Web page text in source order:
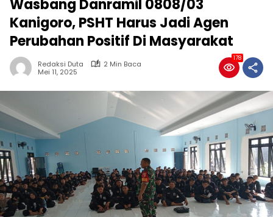
Wasbang Danramil 0808/03
Kanigoro, PSHT Harus Jadi Agen
Perubahan Positif Di Masyarakat
Redaksi Duta
2 Min Baca
Mei 11, 2025
178